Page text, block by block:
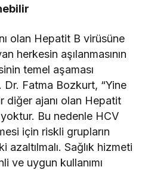
olan Hepatit B virüsüne
herkesin aşılanmasının
temel aşaması
Fatma Bozkurt, “Yine
diğer ajanı olan Hepatit
yoktur. Bu nedenle HCV
için riskli grupların
azaltılmalı. Sağlık hizmeti
ve uygun kullanımı